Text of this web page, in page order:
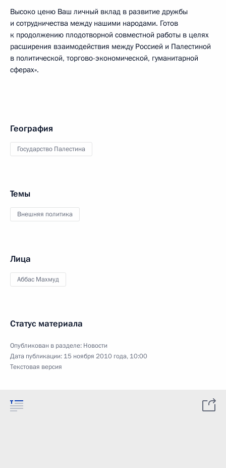
Высоко ценю Ваш личный вклад в развитие дружбы
и сотрудничества между нашими народами. Готов
к продолжению плодотворной совместной работы в целях
расширения взаимодействия между Россией и Палестиной
в политической, торгово-экономической, гуманитарной
сферах».
География
Государство Палестина
Темы
Внешняя политика
Лица
Аббас Махмуд
Статус материала
Опубликован в разделе: Новости
Дата публикации: 15 ноября 2010 года, 10:00
Текстовая версия